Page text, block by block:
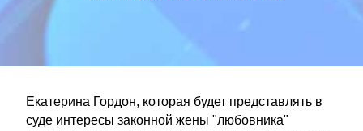
Екатерина Гордон, которая будет представлять в
суде интересы законной жены "любовника"